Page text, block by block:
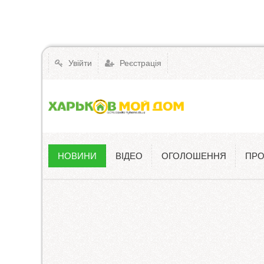
Увійти Реєстрація
Новини
НОВИНИ ВІДЕО ОГОЛОШЕННЯ